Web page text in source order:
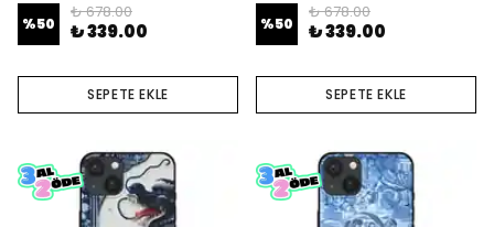
%50
₺ 678.00
₺ 339.00
SEPETE EKLE
%50
₺ 678.00
₺ 339.00
SEPETE EKLE